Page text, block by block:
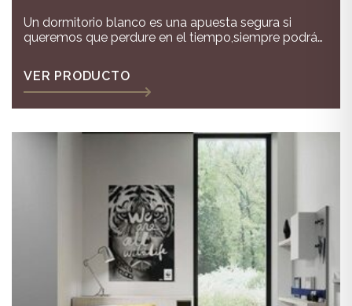
Un dormitorio blanco es una apuesta segura si
queremos que perdure en el tiempo,siempre podrás
tendrás un dormitorio que irá pasando todas las
edades de tus hijos
VER PRODUCTO